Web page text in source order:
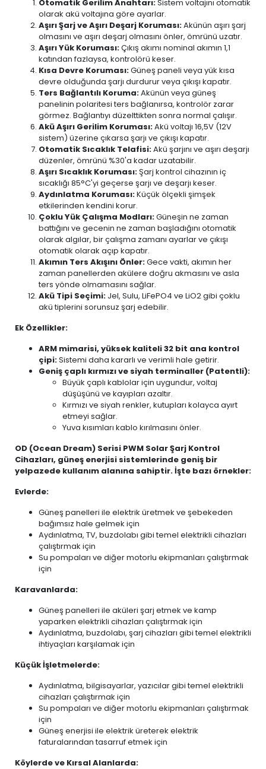
Otomatik Gerilim Anahtarı:Sistem voltajını otomatik
olarak akü voltajına göre ayarlar.
Aşırı Şarj ve Aşırı Deşarj Koruması:Akünün aşırı şarj
olmasını ve aşırı deşarj olmasını önler, ömrünü uzatır.
Aşırı Yük Koruması:Çıkış akımı nominal akımın 1,1
katından fazlaysa, kontrolörü keser.
Kısa Devre Koruması:Güneş paneli veya yük kısa
devre olduğunda şarjı durdurur veya çıkışı kapatır.
Ters Bağlantılı Koruma:Akünün veya güneş
panelinin polaritesi ters bağlanırsa, kontrolör zarar
görmez. Bağlantıyı düzelttikten sonra normal çalışır.
Akü Aşırı Gerilim Koruması:Akü voltajı 16,5V (12V
sistem) üzerine çıkarsa şarjı ve çıkışı kapatır.
Otomatik Sıcaklık Telafisi:Akü şarjını ve aşırı deşarjı
düzenler, ömrünü %30'a kadar uzatabilir.
Aşırı Sıcaklık Koruması:Şarj kontrol cihazının iç
sıcaklığı 85°C'yi geçerse şarjı ve deşarjı keser.
Aydınlatma Koruması:Küçük ölçekli şimşek
etkilerinden kendini korur.
Çoklu Yük Çalışma Modları:Güneşin ne zaman
battığını ve gecenin ne zaman başladığını otomatik
olarak algılar, bir çalışma zamanı ayarlar ve çıkışı
otomatik olarak açıp kapatır.
Akımın Ters Akışını Önler:Gece vakti, akımın her
zaman panellerden akülere doğru akmasını ve asla
ters yönde olmamasını sağlar.
Akü Tipi Seçimi: Jel, Sulu, LiFePO4 ve LiO2 gibi çoklu
akü tiplerini sorunsuz şarj edebilir.
Ek Özellikler:
ARM mimarisi, yüksek kaliteli 32 bit ana kontrol
çipi:Sistemi daha kararlı ve verimli hale getirir.
Geniş çaplı kırmızı ve siyah terminaller (Patentli):
Büyük çaplı kablolar için uygundur, voltaj
düşüşünü ve kayıpları azaltır.
Kırmızı ve siyah renkler, kutupları kolayca ayırt
etmeyi sağlar.
Yuva kısımları kablo kırılmasını önler.
OD (Ocean Dream) Serisi PWM Solar Şarj Kontrol
Cihazları, güneş enerjisi sistemlerinde geniş bir
yelpazede kullanım alanına sahiptir. İşte bazı örnekler:
Evlerde:
Güneş panelleri ile elektrik üretmek ve şebekeden
bağımsız hale gelmek için
Aydınlatma, TV, buzdolabı gibi temel elektrikli cihazları
çalıştırmak için
Su pompaları ve diğer motorlu ekipmanları çalıştırmak
için
Karavanlarda:
Güneş panelleri ile aküleri şarj etmek ve kamp
yaparken elektrikli cihazları çalıştırmak için
Aydınlatma, buzdolabı, şarj cihazları gibi temel elektrikli
ihtiyaçları karşılamak için
Küçük İşletmelerde:
Aydınlatma, bilgisayarlar, yazıcılar gibi temel elektrikli
cihazları çalıştırmak için
Su pompaları ve diğer motorlu ekipmanları çalıştırmak
için
Güneş enerjisi ile elektrik üreterek elektrik
faturalarından tasarruf etmek için
Köylerde ve Kırsal Alanlarda: